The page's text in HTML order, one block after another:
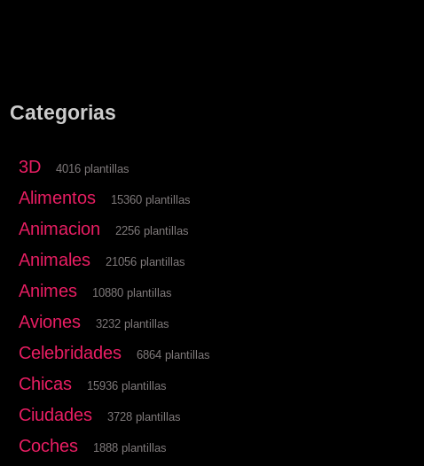
Categorias
3D 4016 plantillas
Alimentos 15360 plantillas
Animacion 2256 plantillas
Animales 21056 plantillas
Animes 10880 plantillas
Aviones 3232 plantillas
Celebridades 6864 plantillas
Chicas 15936 plantillas
Ciudades 3728 plantillas
Coches 1888 plantillas